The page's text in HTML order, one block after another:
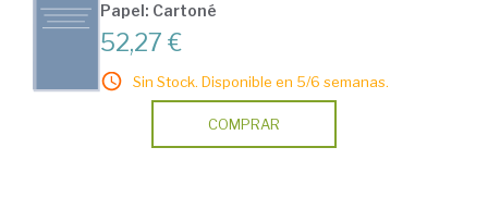
Papel: Cartoné
52,27 €
Sin Stock. Disponible en 5/6 semanas.
COMPRAR